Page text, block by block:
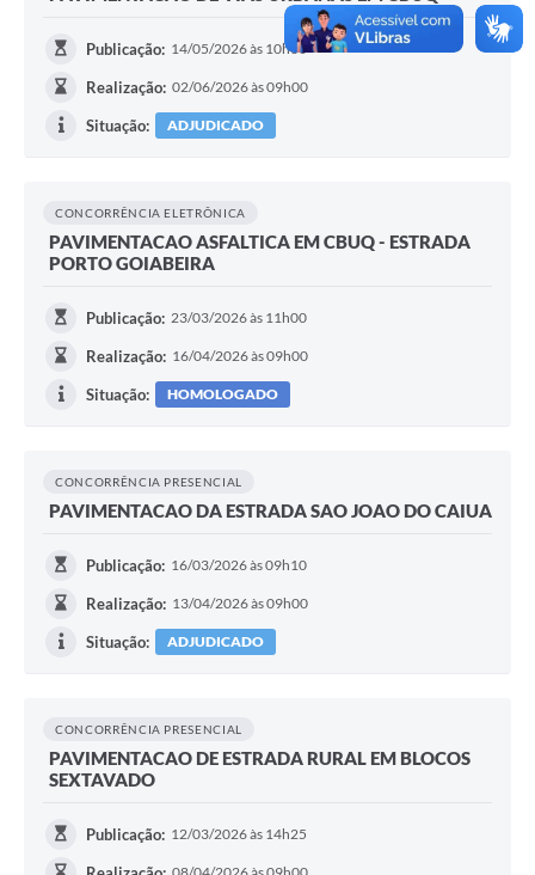
Publicação: 14/05/2026 às 10h30
Realização: 02/06/2026 às 09h00
Situação: ADJUDICADO
CONCORRÊNCIA ELETRÔNICA
PAVIMENTACAO ASFALTICA EM CBUQ - ESTRADA
PORTO GOIABEIRA
Publicação: 23/03/2026 às 11h00
Realização: 16/04/2026 às 09h00
Situação: HOMOLOGADO
CONCORRÊNCIA PRESENCIAL
PAVIMENTACAO DA ESTRADA SAO JOAO DO CAIUA
Publicação: 16/03/2026 às 09h10
Realização: 13/04/2026 às 09h00
Situação: ADJUDICADO
CONCORRÊNCIA PRESENCIAL
PAVIMENTACAO DE ESTRADA RURAL EM BLOCOS
SEXTAVADO
Publicação: 12/03/2026 às 14h25
08/04/2026 às 09h00